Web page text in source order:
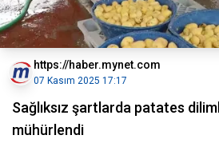
https://haber.mynet.com
07 Kasım 2025 17:17
Sağlıksız şartlarda patates
mühürlendi